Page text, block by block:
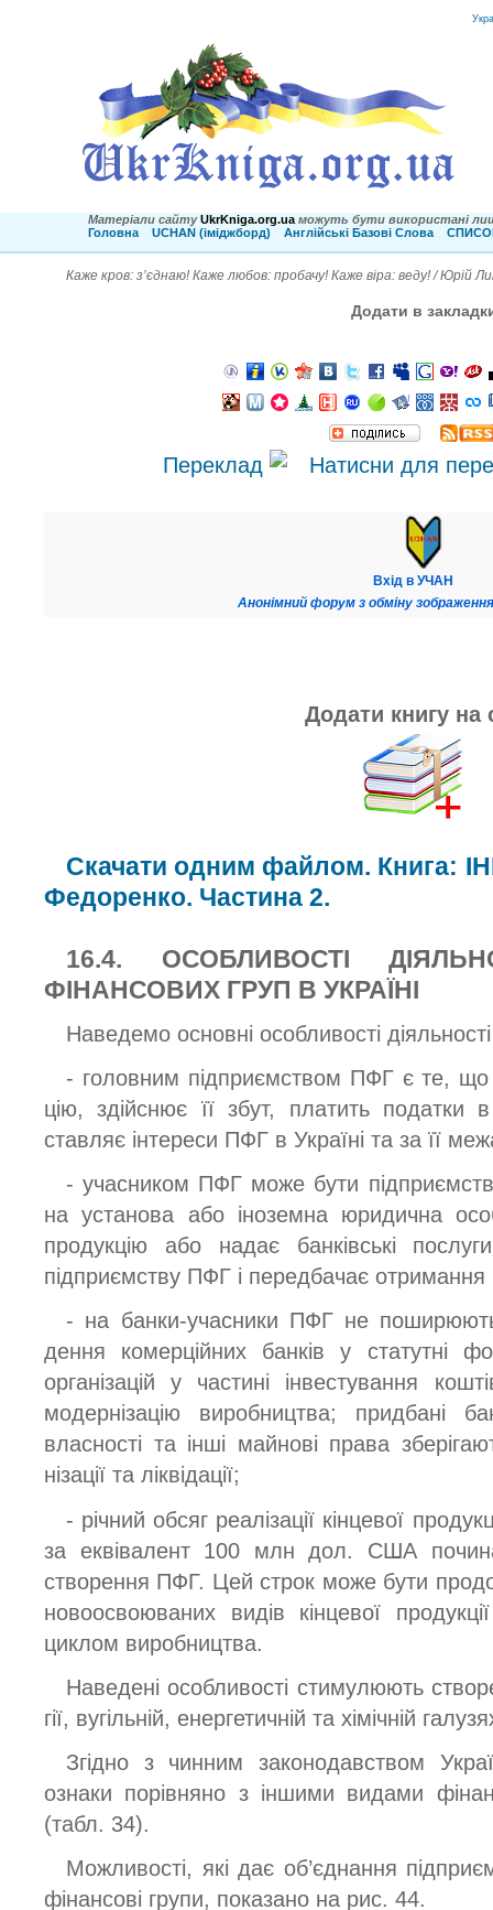
Матеріали сайту UkrKniga.org.ua можуть бути використані
Головна
UCHAN (іміджборд) Англійські Базові Слова
Каже кров: з’єднаю! Каже любов: пробачу! Каже віра: веду! / Юрій
Додати в
Переклад
Вхід в УЧАН
Анонімний форум з обміну
Додати книгу на
Скачати одним файлом. Книга:
Федоренко. Частина 2.
16.4. ОСОБЛИВОСТІ
ФІНАНСОВИХ ГРУП В УКРАЇНІ
Наведемо основні особливості
- головним підприємством ПФГ є те, що
цію, здійснює її збут, платить податки
ставляє інтереси ПФГ в Україні та за її
- учасником ПФГ може бути
на установа або іноземна юридична
продукцію або надає банківські
підприємству ПФГ і передбачає отримання
- на банки-учасники ПФГ не
дення комерційних банків у статутні
організацій у частині інвестування
модернізацію виробництва; придбані
власності та інші майнові права
нізації та ліквідації;
- річний обсяг реалізації кінцевої
за еквівалент 100 млн дол. США
створення ПФГ. Цей строк може бути
новоосвоюваних видів кінцевої
циклом виробництва.
Наведені особливості стимулюють
гії, вугільній, енергетичній та хімічній
Згідно з чинним законодавством
ознаки порівняно з іншими видами
(табл. 34).
Можливості, які дає об’єднання
фінансові групи, показано на рис. 44.